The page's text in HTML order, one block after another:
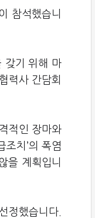
참석했습니
갖기 위해 마
력사 간담회
적인 장마와
치’의 폭염
을 계획입니
정했습니다.